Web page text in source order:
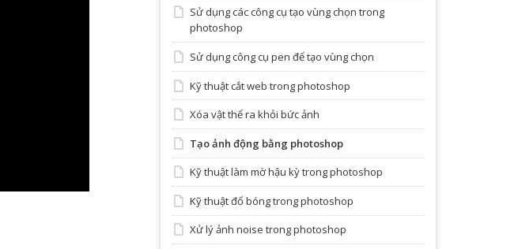
Sử dụng các công cụ tạo vùng chọn trong
photoshop
Sử dụng công cụ pen để tạo vùng chọn
Kỹ thuật cắt web trong photoshop
Xóa vật thể ra khỏi bức ảnh
Tạo ảnh động bằng photoshop
Kỹ thuật làm mờ hậu kỳ trong photoshop
Kỹ thuật đổ bóng trong photoshop
Xử lý ảnh noise trong photoshop